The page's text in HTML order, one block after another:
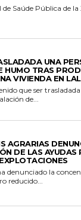
de Saúde Pública de
UNA
HUMO TRAS
VIVIENDA EN
que ser
de...
AGRARIAS
DE LAS AYUDAS
denunciado la
reducido...